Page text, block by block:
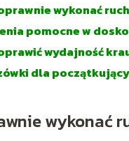
wykonać
pomocne w
wydajność
dla
wykonać